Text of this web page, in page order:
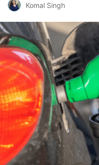
Komal Singh